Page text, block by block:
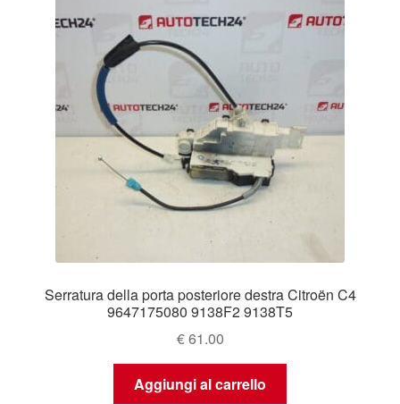
Serratura della porta posteriore destra Citroën C4
9647175080 9138F2 9138T5
€61.00
Aggiungi al carrello